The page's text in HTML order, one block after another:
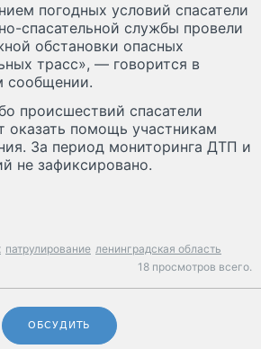
погодных условий спасатели
спасательной службы провели
обстановки опасных
трасс», — говорится в
сообщении.
происшествий спасатели
оказать помощь участникам
За период мониторинга ДТП и
не зафиксировано.
патрулирование ленинградская область
18 просмотров всего.
ОБСУДИТЬ